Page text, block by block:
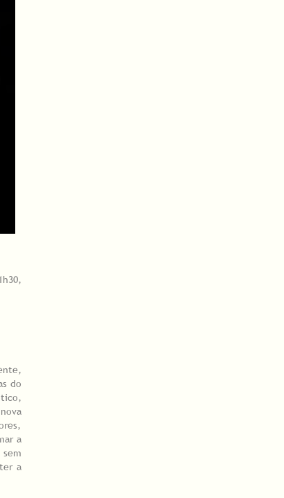
do
a
a